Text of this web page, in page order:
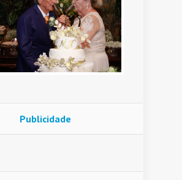
Publicidade